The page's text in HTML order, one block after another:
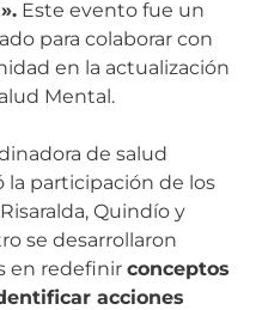
Este evento fue un
para colaborar con
en la actualización
Mental.
de salud
la participación de los
Quindío y
se desarrollaron
en redefinir conceptos
acciones